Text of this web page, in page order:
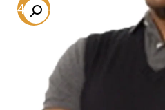
-74.5%